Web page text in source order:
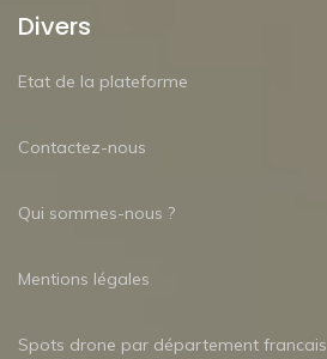
Divers
Etat de la plateforme
Contactez-nous
Qui sommes-nous ?
Mentions légales
Spots drone par département francais